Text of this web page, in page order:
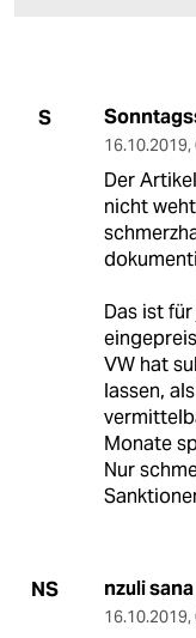
S
16.10.2019,
Der
nicht
Das ist
VW hat
lassen,
Monate
Nur
NS nzuli sana
16.10.2019,